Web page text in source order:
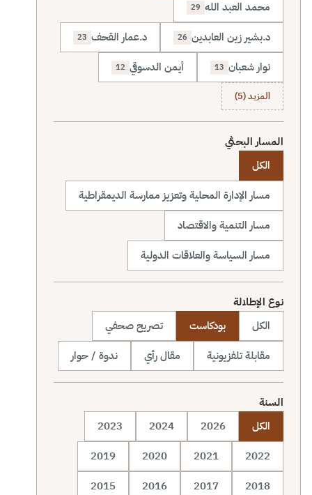
محمد العبد الله 29
د.بشير زين العابدين 26 د.عمار القحف 23
نوار شعبان 13 أيمن الدسوقي 12
المزيد (5)
المسار البحثي
الكل
مسار الإدارة المحلية وتعزيز ممارسة الديمقراطية
مسار التنمية والاقتصاد
مسار السياسة والعلاقات الدولية
نوع الإطلالة
الكل
بودكاست
تصريح صحفي
مقابلة تلفزيونية
مقال رأي ندوة / حوار
السنة
الكل
2026
2024
2023
2022
2021
2020
2019
2018
2017
2016
2015